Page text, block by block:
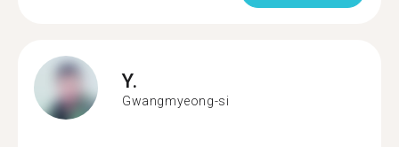
Y.
Gwangmyeong-si